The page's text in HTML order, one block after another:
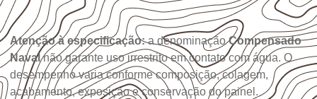
Atenção à especificação:a denominaçãoCompensado
Navalnão garante uso irrestrito em contato com água. O
desempenho varia conforme composição, colagem,
acabamento, exposição e conservação do painel.